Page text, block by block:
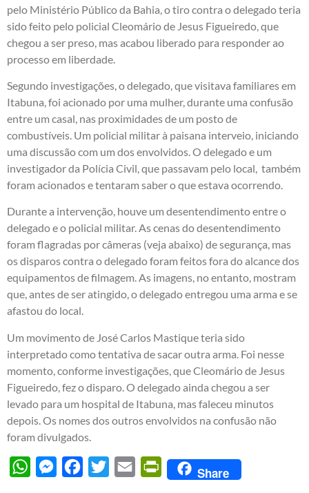
pelo Ministério Público da Bahia, o tiro contra o delegado teria
sido feito pelo policial Cleomário de Jesus Figueiredo, que
chegou a ser preso, mas acabou liberado para responder ao
processo em liberdade.
Segundo investigações, o delegado, que visitava familiares em
Itabuna, foi acionado por uma mulher, durante uma confusão
entre um casal, nas proximidades de um posto de
combustíveis. Um policial militar à paisana interveio, iniciando
uma discussão com um dos envolvidos. O delegado e um
investigador da Polícia Civil, que passavam pelo local, também
foram acionados e tentaram saber o que estava ocorrendo.
Durante a intervenção, houve um desentendimento entre o
delegado e o policial militar. As cenas do desentendimento
foram flagradas por câmeras (veja abaixo) de segurança, mas
os disparos contra o delegado foram feitos fora do alcance dos
equipamentos de filmagem. As imagens, no entanto, mostram
que, antes de ser atingido, o delegado entregou uma arma e se
afastou do local.
Um movimento de José Carlos Mastique teria sido
interpretado como tentativa de sacar outra arma. Foi nesse
momento, conforme investigações, que Cleomário de Jesus
Figueiredo, fez o disparo. O delegado ainda chegou a ser
levado para um hospital de Itabuna, mas faleceu minutos
depois. Os nomes dos outros envolvidos na confusão não
foram divulgados.
WhatsAppMessengerFacebook
Twitter Email PrintFriendly
Share